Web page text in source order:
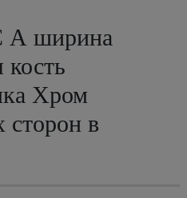
А ширина
Хром
в